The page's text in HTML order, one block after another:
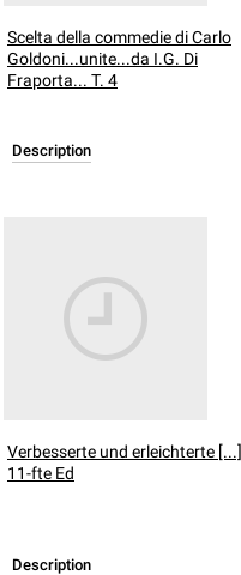
Scelta della commedie di Carlo
Goldoni...unite...da I.G. Di
Fraporta... T. 4
Description
Verbesserte und erleichterte [...]
11-fte Ed
Description